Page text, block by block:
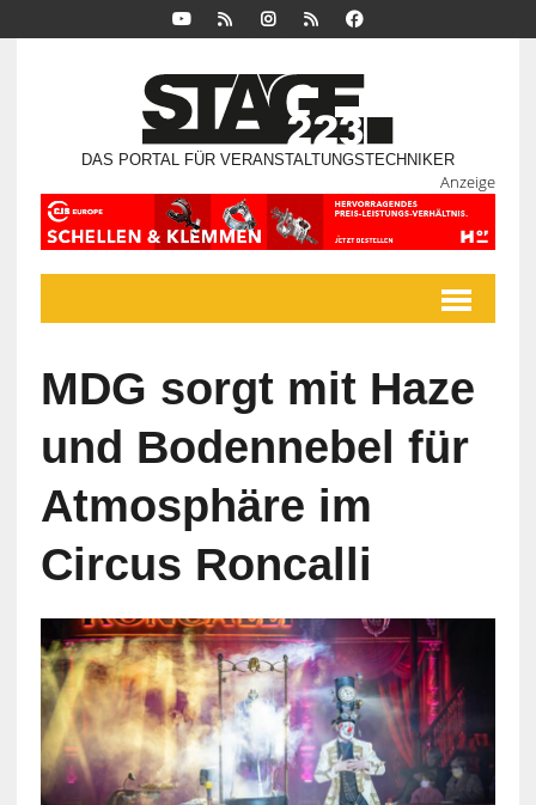
DAS PORTAL FÜR VERANSTALTUNGSTECHNIKER
Anzeige
MDG sorgt mit Haze
und Bodennebel für
Atmosphäre im
Circus Roncalli